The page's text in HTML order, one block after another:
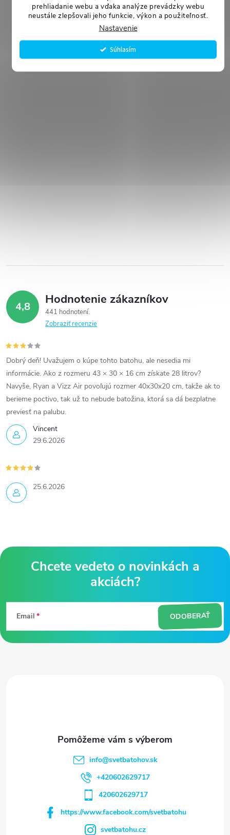
prehliadanie webu a vďaka analýze prevádzky webu
neustále zlepšovali jeho funkcie, výkon a použiteľnosť.
Nastavenie
Súhlasím
4,8 Hodnotenie zákazníkov
441 hodnotení
Zobraziť recenzie
Vincent
29.6.2026
Dobrý deň! Uvažujem o kúpe tohto batohu, ale nesedia mi
informácie. Ako z rozmeru 43 × 30 × 16 cm získate 28 litrov?
Navyše, Ryan a Vizz Air povoľujú rozmer 40x30x20 cm, takže ak to
berieme poctivo, tak už to nebude batožina, ktorá sa dá bezplatne
previesť na palubu.
25.6.2026
á
ä
Email ODOBERAŤ
info@svetbatohov.sk
+420602629717
420602629717
https://www.facebook.com/svetbatohu
svetbatohu.cz